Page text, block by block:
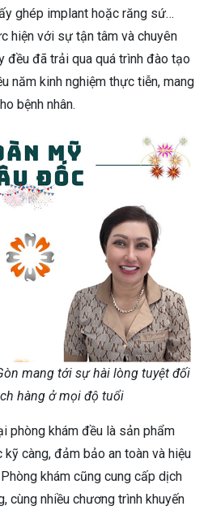
ghép implant hoặc răng sứ…
hiện với sự tận tâm và chuyên
đều đã trải qua quá trình đào tạo
năm kinh nghiệm thực tiễn, mang
bệnh nhân.
mang tới sự hài lòng tuyệt đối
hàng ở mọi độ tuổi
phòng khám đều là sản phẩm
càng, đảm bảo an toàn và hiệu
khám cũng cung cấp dịch
cùng nhiều chương trình khuyến